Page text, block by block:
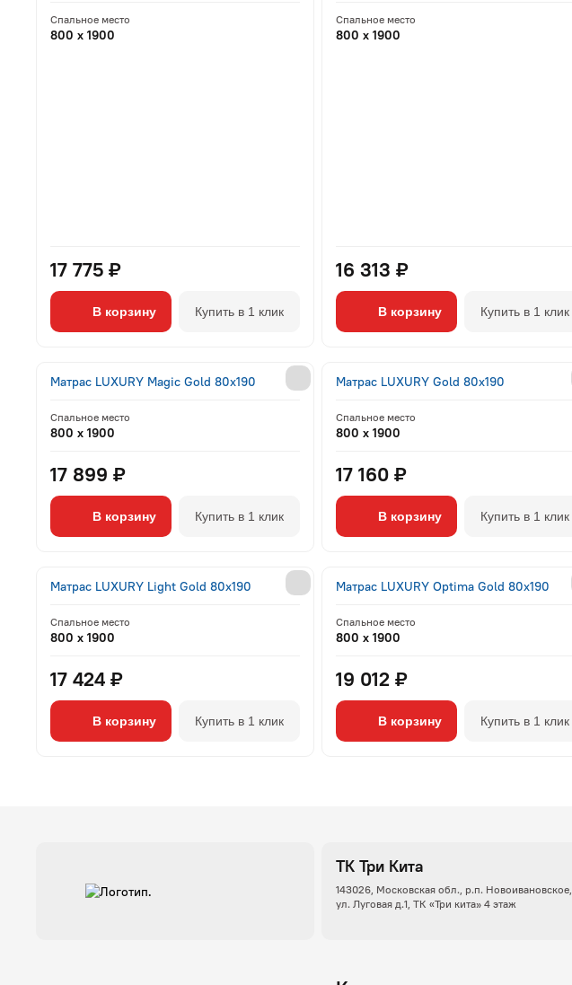
Спальное место
800 x 1900
17 775 ₽
В корзину Купить в 1 клик
Спальное место
800 x 1900
16 313 ₽
В корзину Купить в 1 клик
Матрас LUXURY Magic Gold 80x190
Спальное место
800 x 1900
17 899 ₽
В корзину Купить в 1 клик
Матрас LUXURY Gold 80x190
Спальное место
800 x 1900
17 160 ₽
В корзину Купить в 1 клик
Матрас LUXURY Light Gold 80x190
Спальное место
800 x 1900
17 424 ₽
В корзину Купить в 1 клик
Матрас LUXURY Optima Gold 80x190
Спальное место
800 x 1900
19 012 ₽
В корзину Купить в 1 клик
ТК Три Кита
143026, Московская обл., р.п. Новоивановское,
ул. Луговая д.1, ТК «Три кита» 4 этаж